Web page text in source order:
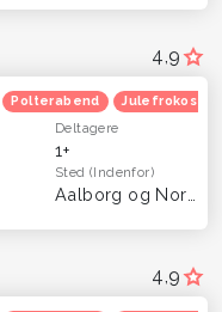
4,9
Polterabend Julefrokost
Deltagere
1+
Sted(Indenfor)
4,9